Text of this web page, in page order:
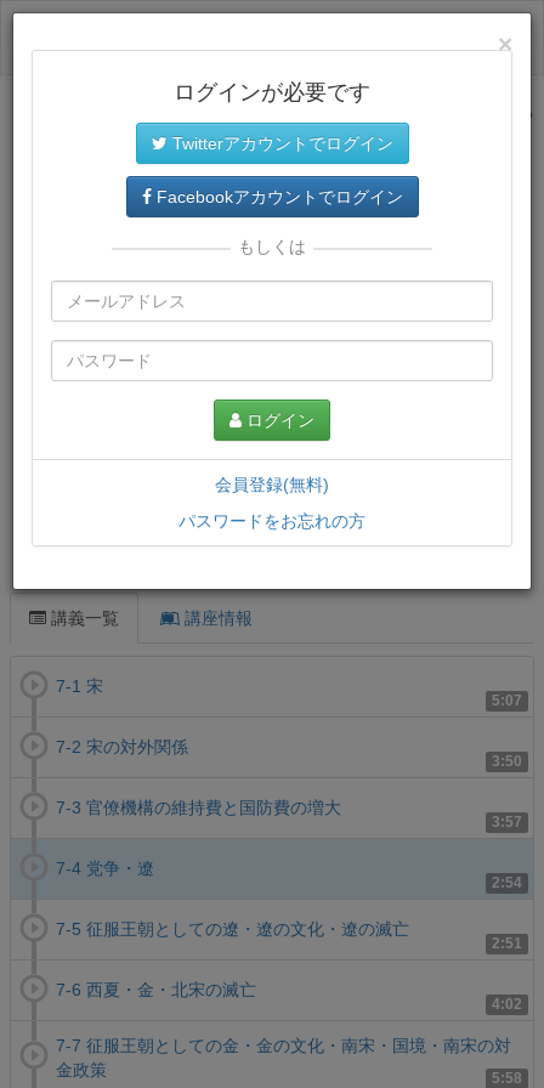
サイトトップに戻る
プレミアム会員では、教材がダウンロードでき、快適な動画
再生環境が提供されます。
講義一覧 講座情報
5:07
7-1 宋
3:50
7-2 宋の対外関係
3:57
7-3 官僚機構の維持費と国防費の増大
2:54
7-4 党争・遼
2:51
7-5 征服王朝としての遼・遼の文化・遼の滅亡
4:02
7-6 西夏・金・北宋の滅亡
5:58
7-7 征服王朝としての金・金の文化・南宋・国境・南宋の対
金政策
×
ログインが必要です
Twitterアカウントでログイン
Facebookアカウントでログイン
もしくは
ログイン
会員登録(無料)
パスワードをお忘れの方